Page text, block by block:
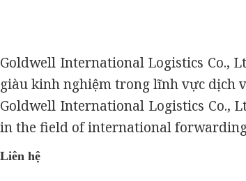
Goldwell International Logistics Co.,
giàu kinh nghiệm trong lĩnh vực dịch
Goldwell International Logistics Co.,
in the field of international
Liên hệ